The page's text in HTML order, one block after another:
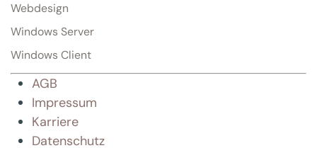
Webdesign
Windows Server
Windows Client
AGB
Impressum
Karriere
Datenschutz